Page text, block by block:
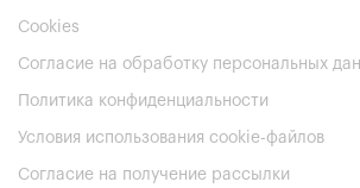
Cookies
Согласие на обработку персональных
Политика конфиденциальности
Условия использования cookie-файлов
Согласие на получение рассылки